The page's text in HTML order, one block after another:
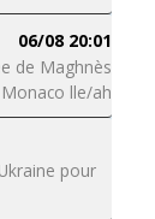
06/08 20:01
de Maghnès
lle/ah
pour